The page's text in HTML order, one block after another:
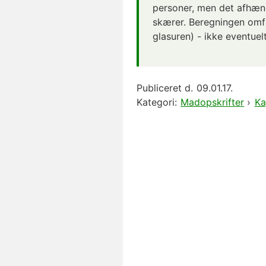
personer, men det
skærer. Beregningen
glasuren) - ikke
Publiceret d. 09.01.17.
Kategori: Madopskrifter ›